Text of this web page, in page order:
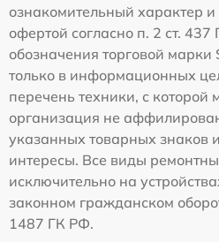
ознакомительный характер
офертой согласно п. 2 ст.
обозначения торговой
только в информационных
перечень техники, с
организация не
указанных товарных знаков
интересы. Все виды
исключительно на
законном гражданском
1487 ГК РФ.